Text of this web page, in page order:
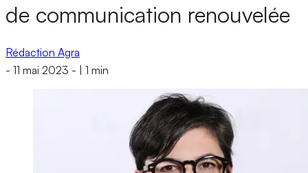
de communication renouvelée
Rédaction Agra
- 11 mai 2023 - 1 min